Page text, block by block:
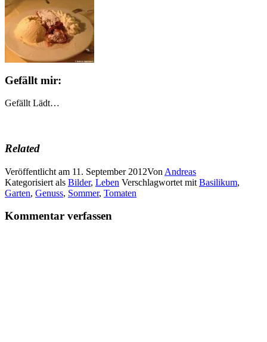
Gefällt mir:
Gefällt Lädt…
Related
Veröffentlicht am 11. September 2012Von Andreas
Kategorisiert als Bilder, Leben Verschlagwortet mit Basilikum,
Garten, Genuss, Sommer, Tomaten
Kommentar verfassen